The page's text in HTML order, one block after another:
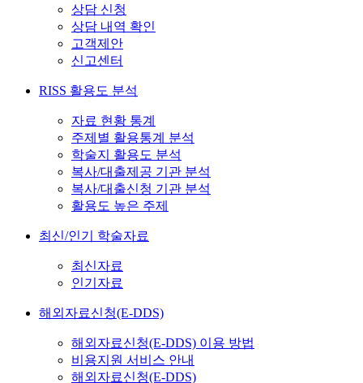
상담 신청
상담 내역 확인
고객제안
신고센터
RISS 활용도 분석
자료 현황 통계
주제별 활용통계 분석
학술지 활용도 분석
복사/대출제공 기관 분석
복사/대출신청 기관 분석
활용도 높은 주제
최신/인기 학술자료
최신자료
인기자료
해외자료신청(E-DDS)
해외자료신청(E-DDS) 이용 방법
비용지원 서비스 안내
해외자료신청(E-DDS)